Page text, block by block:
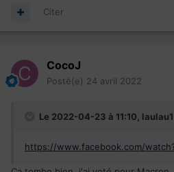
Citer
CocoJ
Posté(e) 24 avril 2022
Le 2022-04-23 à 11:10, laulau1
https://www.facebook.com/